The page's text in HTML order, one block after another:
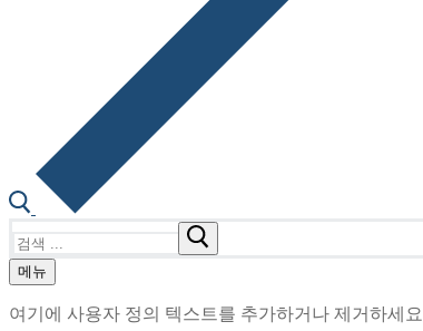
색
메뉴
여기에 사용자 정의 텍스트를 추가하거나 제거하세요